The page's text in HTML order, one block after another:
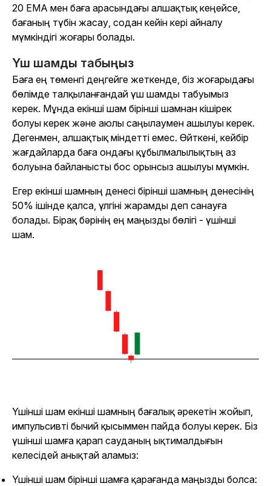
20 EMA мен баға арасындағы алшақтық кеңейсе,
бағаның түбін жасау, содан кейін кері айналу
мүмкіндігі жоғары болады.
Үш шамды табыңыз
Баға ең төменгі деңгейге жеткенде, біз жоғарыдағы
бөлімде талқыланғандай үш шамды табуымыз
керек. Мұнда екінші шам бірінші шамнан кішірек
болуы керек және аюлы саңылаумен ашылуы керек.
Дегенмен, алшақтық міндетті емес. Өйткені, кейбір
жағдайларда баға ондағы құбылмалылықтың аз
болуына байланысты бос орынсыз ашылуы мүмкін.
Егер екінші шамның денесі бірінші шамның денесінің
50% ішінде қалса, үлгіні жарамды деп санауға
болады. Бірақ бәрінің ең маңызды бөлігі - үшінші
шам.
Үшінші шам екінші шамның бағалық әрекетін жойып,
импульсивті бычий қысыммен пайда болуы керек. Біз
үшінші шамға қарап сауданың ықтималдығын
келесідей анықтай аламыз:
Үшінші шам бірінші шамға қарағанда маңызды болса: